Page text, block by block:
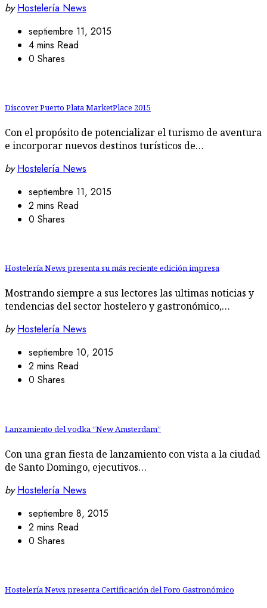
by Hostelería News
septiembre 11, 2015
4 mins Read
0 Shares
Discover Puerto Plata MarketPlace 2015
Con el propósito de potencializar el turismo de aventura
e incorporar nuevos destinos turísticos de…
by Hostelería News
septiembre 11, 2015
2 mins Read
0 Shares
Hostelería News presenta su más reciente edición impresa
Mostrando siempre a sus lectores las ultimas noticias y
tendencias del sector hostelero y gastronómico,…
by Hostelería News
septiembre 10, 2015
2 mins Read
0 Shares
Lanzamiento del vodka “New Amsterdam”
Con una gran fiesta de lanzamiento con vista a la ciudad
de Santo Domingo, ejecutivos…
by Hostelería News
septiembre 8, 2015
2 mins Read
0 Shares
Hostelería News presenta Certificación del Foro Gastronómico